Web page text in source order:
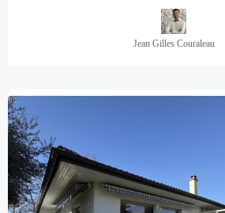
Jean Gilles Couraleau